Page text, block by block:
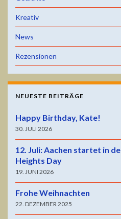
Kreativ
News
Rezensionen
NEUESTE BEITRÄGE
Happy Birthday, Kate!
30. JULI 2026
12. Juli: Aachen startet in
Heights Day
19. JUNI 2026
Frohe Weihnachten
22. DEZEMBER 2025